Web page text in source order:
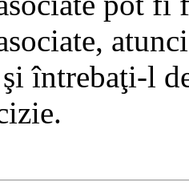
întrebaţi-l